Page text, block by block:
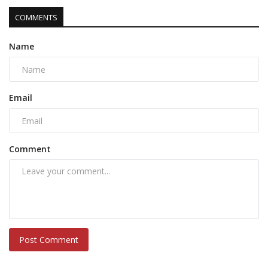
COMMENTS
Name
Email
Comment
Post Comment